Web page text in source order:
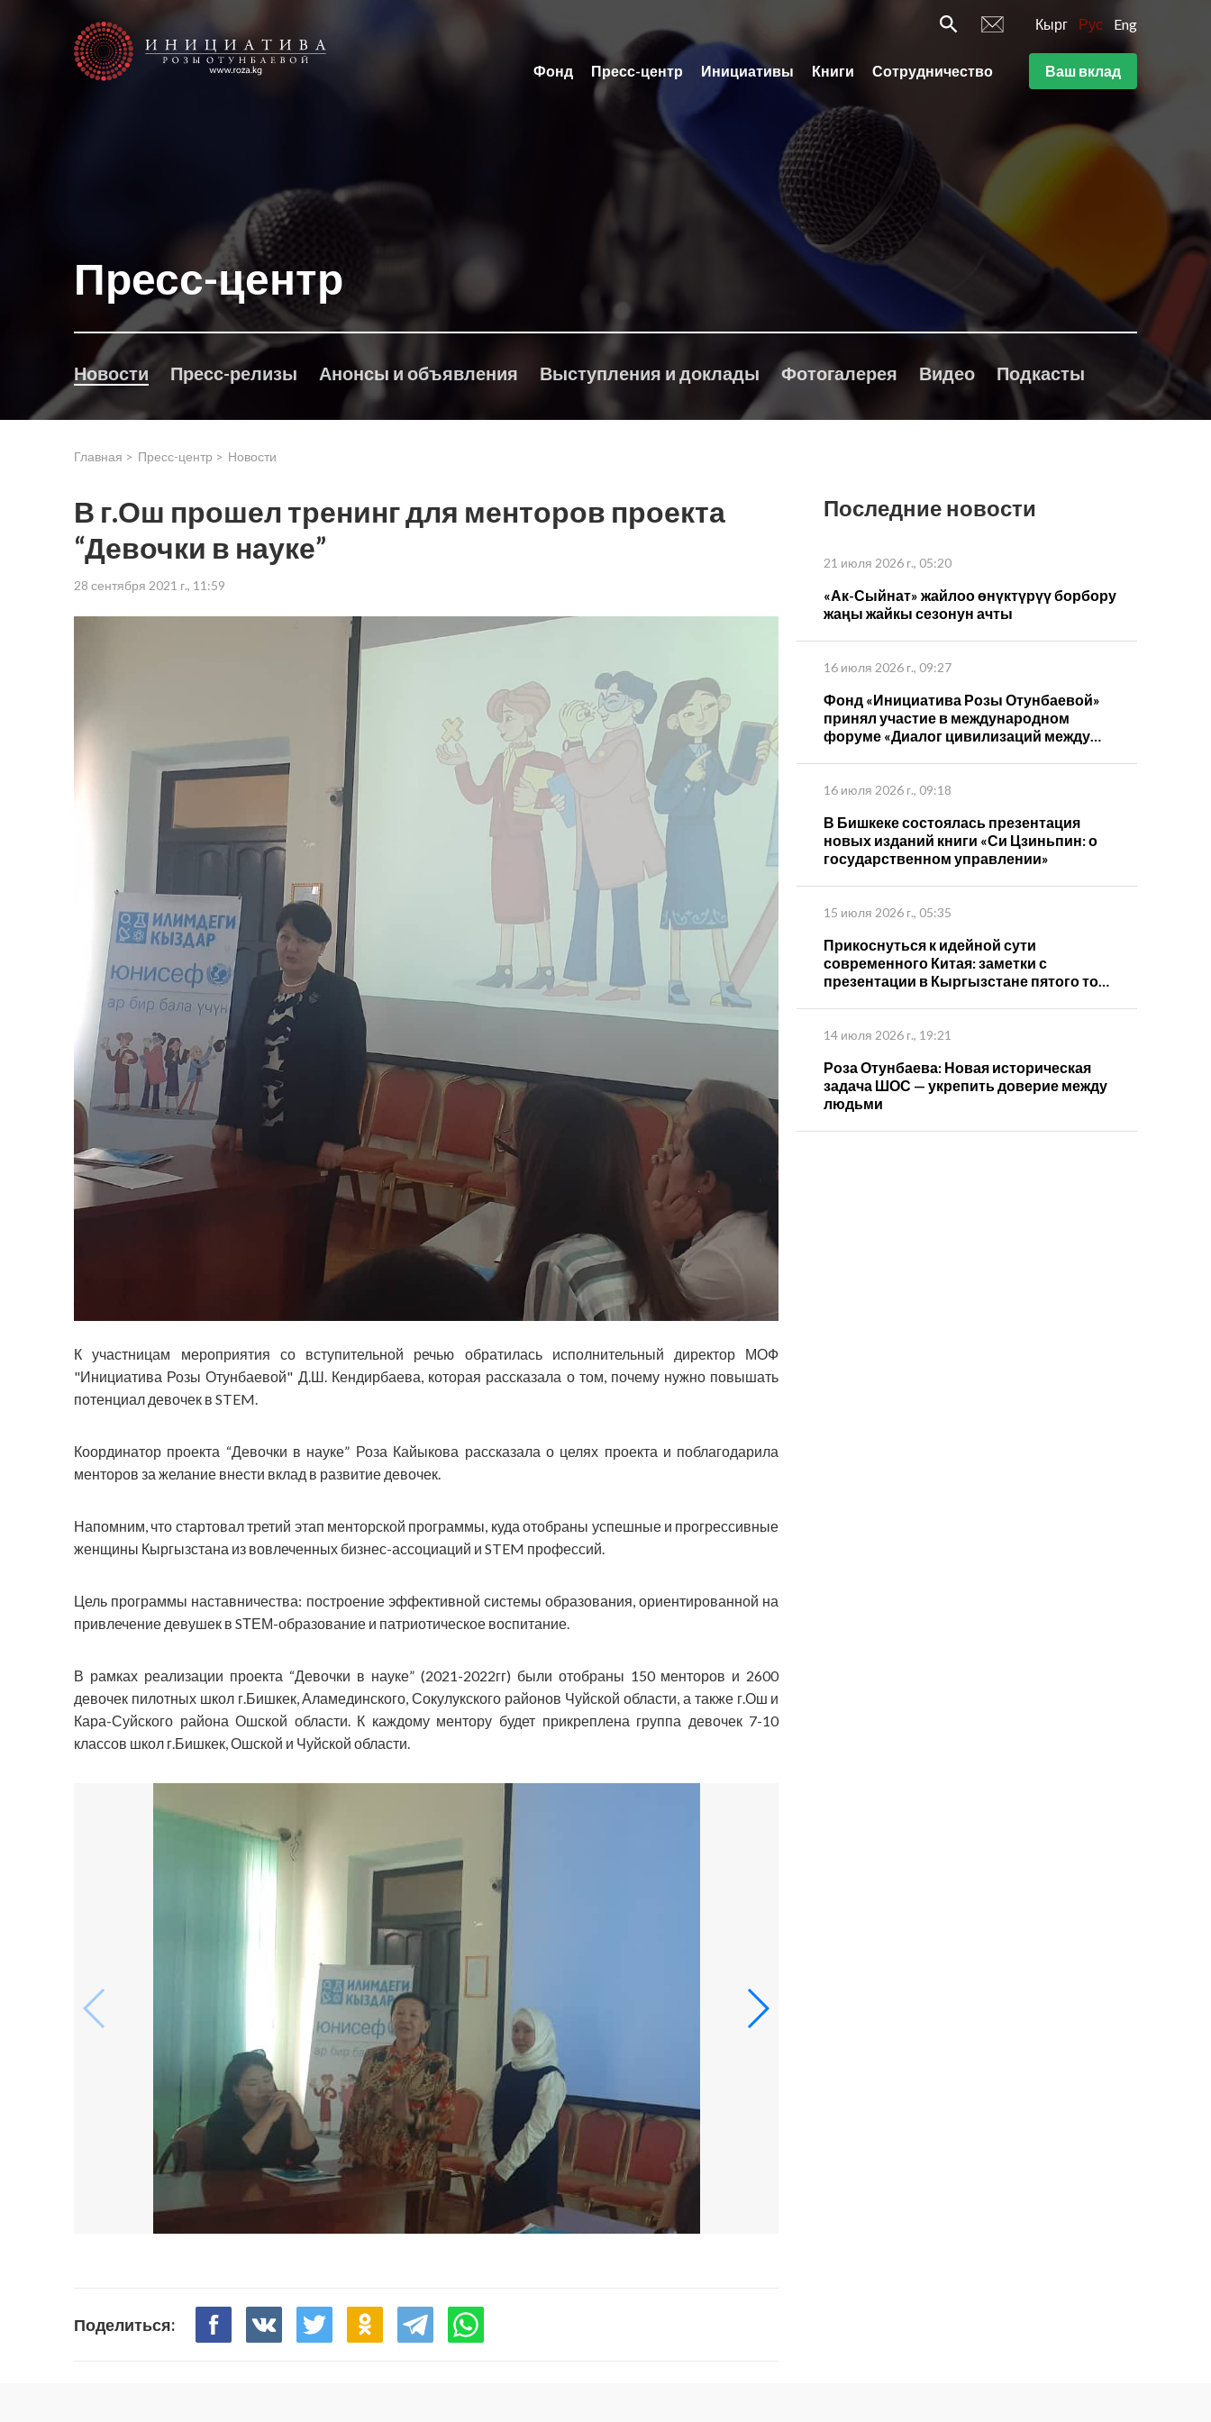
Кырг Рус Eng
Фонд Пресс-центр Инициативы Книги Сотрудничество Ваш вклад
Пресс-центр
Новости Пресс-релизы Анонсы и объявления Выступления и доклады Фотогалерея Видео Подкасты
Главная > Пресс-центр > Новости
В г.Ош прошел тренинг для менторов проекта
“Девочки в науке”
28 сентября 2021 г., 11:59
К участницам мероприятия со вступительной речью обратилась исполнительный директор МОФ
"Инициатива Розы Отунбаевой" Д.Ш. Кендирбаева, которая рассказала о том, почему нужно повышать
потенциал девочек в STEM.
Координатор проекта “Девочки в науке” Роза Кайыкова рассказала о целях проекта и поблагодарила
менторов за желание внести вклад в развитие девочек.
Напомним, что стартовал третий этап менторской программы, куда отобраны успешные и прогрессивные
женщины Кыргызстана из вовлеченных бизнес-ассоциаций и STEM профессий.
Цель программы наставничества: построение эффективной системы образования, ориентированной на
привлечение девушек в SТЕМ-образование и патриотическое воспитание.
В рамках реализации проекта “Девочки в науке” (2021-2022гг) были отобраны 150 менторов и 2600
девочек пилотных школ г.Бишкек, Аламединского, Сокулукского районов Чуйской области, а также г.Ош и
Кара-Суйского района Ошской области. К каждому ментору будет прикреплена группа девочек 7-10
классов школ г.Бишкек, Ошской и Чуйской области.
Поделиться:
Последние новости
21 июля 2026 г., 05:20
«Ак-Сыйнат» жайлоо өнүктүрүү борбору
жаңы жайкы сезонун ачты
16 июля 2026 г., 09:27
Фонд «Инициатива Розы Отунбаевой»
принял участие в международном
форуме «Диалог цивилизаций между
16 июля 2026 г., 09:18
В Бишкеке состоялась презентация
новых изданий книги «Си Цзиньпин: о
государственном управлении»
15 июля 2026 г., 05:35
Прикоснуться к идейной сути
современного Китая: заметки с
презентации в Кыргызстане пятого тома
14 июля 2026 г., 19:21
Роза Отунбаева: Новая историческая
задача ШОС — укрепить доверие между
людьми